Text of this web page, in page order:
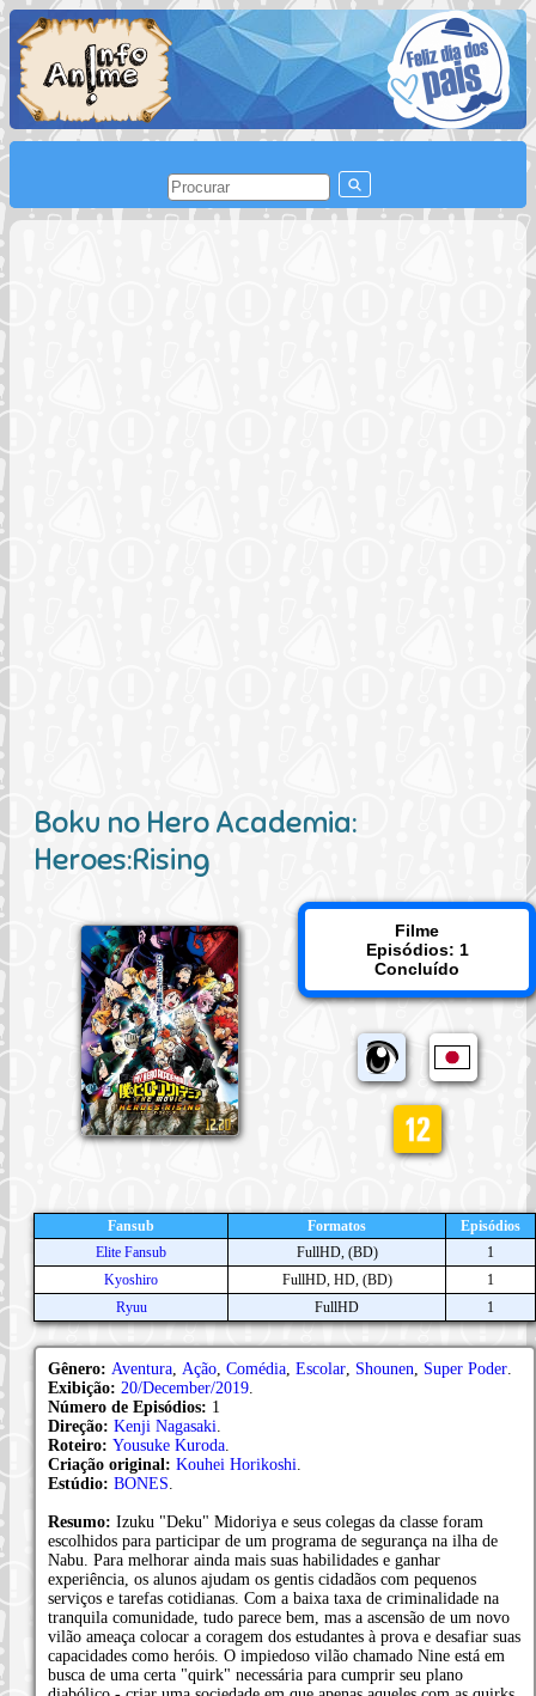
Boku no Hero Academia:
Heroes:Rising
Filme
Episódios: 1
Concluído
Fansub Formatos
Episódios
Elite Fansub
FullHD, (BD)
1
Kyoshiro
FullHD, HD, (BD)
1
Ryuu
FullHD 1
Gênero: Aventura Ação Comédia Escolar Shounen Super Poder
Exibição: 20/December/2019
Número de Episódios: 1
Direção: Kenji Nagasaki
Roteiro: Yousuke Kuroda
Criação original: Kouhei Horikoshi
Estúdio: BONES
Resumo: Izuku "Deku" Midoriya e seus colegas da classe foram
escolhidos para participar de um programa de segurança na ilha de
Nabu. Para melhorar ainda mais suas habilidades e ganhar
experiência, os alunos ajudam os gentis cidadãos com pequenos
serviços e tarefas cotidianas. Com a baixa taxa de criminalidade na
tranquila comunidade, tudo parece bem, mas a ascensão de um novo
vilão ameaça colocar a coragem dos estudantes à prova e desafiar suas
capacidades como heróis. O impiedoso vilão chamado Nine está em
busca de uma certa "quirk" necessária para cumprir seu plano